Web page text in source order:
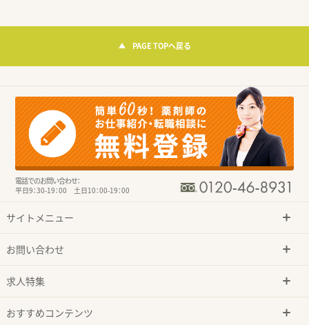
PAGE TOPへ戻る
電話でのお問い合わせ：
平日9：30-19：00 土日10：00-19：00
サイトメニュー
お問い合わせ
求人特集
おすすめコンテンツ